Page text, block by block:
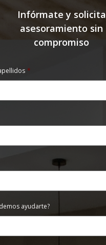
Infórmate y solicita
asesoramiento sin
compromiso
*
ayudarte?